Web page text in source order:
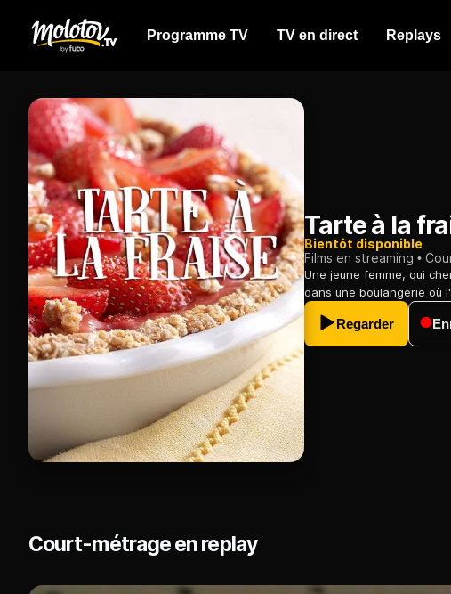
Programme TV TV en direct Replays
Tarte à la
Bientôt disponible
Films en streaming
Une jeune femme, qui
dans une boulangerie où
Regarder
Court-métrage en replay